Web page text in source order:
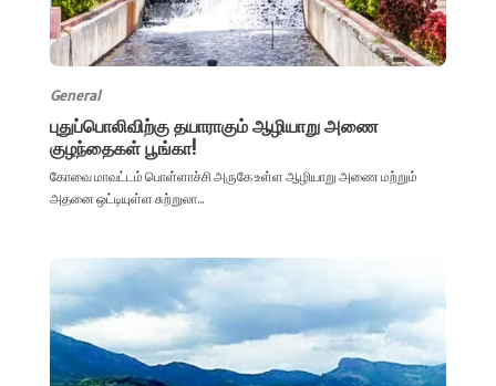
General
புதுப்பொலிவிற்கு தயாராகும் ஆழியாறு அணை
குழந்தைகள் பூங்கா!
கோவை மாவட்டம் பொள்ளாச்சி அருகே உள்ள ஆழியாறு அணை மற்றும்
அதனை ஒட்டியுள்ள சுற்றுலா...